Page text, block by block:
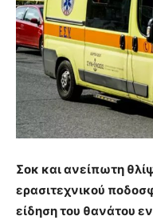
Σοκ και ανείπωτη
ερασιτεχνικού
είδηση του θανάτου